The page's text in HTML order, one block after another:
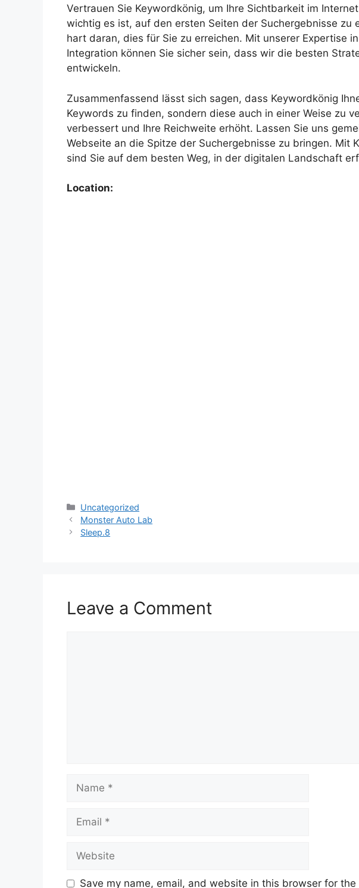
Vertrauen Sie Keywordkönig, um Ihre Sichtbarkeit im
wichtig es ist, auf den ersten Seiten der Suchergebnisse zu
hart daran, dies für Sie zu erreichen. Mit unserer Expertise
Integration können Sie sicher sein, dass wir die besten
entwickeln.
Zusammenfassend lässt sich sagen, dass Keywordkönig
Keywords zu finden, sondern diese auch in einer Weise zu
verbessert und Ihre Reichweite erhöht. Lassen Sie uns
Webseite an die Spitze der Suchergebnisse zu bringen. Mit
sind Sie auf dem besten Weg, in der digitalen Landschaft
Location:
Categories
Uncategorized
Monster Auto Lab
Sleep.8
Leave a Comment
Save my name, email, and website in this browser for